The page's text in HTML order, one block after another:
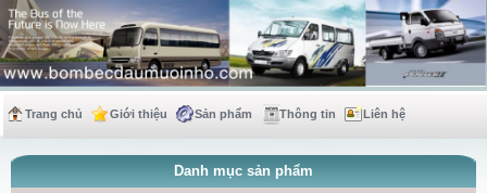
Trang chủ Giới thiệu Sản phẩm Thông tin Liên hệ
Danh mục sản phẩm